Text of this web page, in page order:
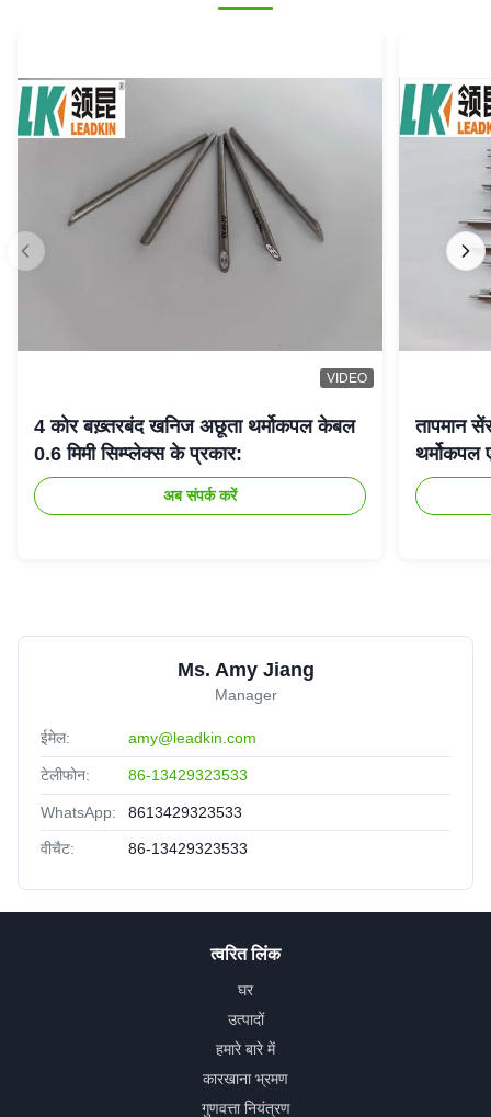
VIDEO
4 कोर बख़्तरबंद खनिज अछूता थर्मोकपल केबल
0.6 मिमी सिम्प्लेक्स के प्रकार:
अब संपर्क करें
तापमान
Ms. Amy Jiang
Manager
ईमेल: amy@leadkin.com
टेलीफोन: 86-13429323533
WhatsApp: 8613429323533
वीचैट: 86-13429323533
त्वरित लिंक
घर
उत्पादों
हमारे बारे में
कारखाना भ्रमण
गुणवत्ता नियंत्रण